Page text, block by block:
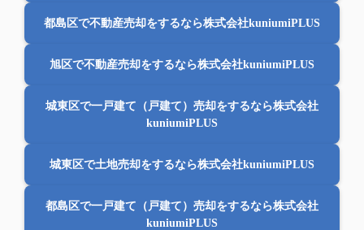
都島区で不動産売却をするなら株式会社kuniumiPLUS
旭区で不動産売却をするなら株式会社kuniumiPLUS
城東区で一戸建て（戸建て）売却をするなら株式会社
kuniumiPLUS
城東区で土地売却をするなら株式会社kuniumiPLUS
都島区で一戸建て（戸建て）売却をするなら株式会社
kuniumiPLUS